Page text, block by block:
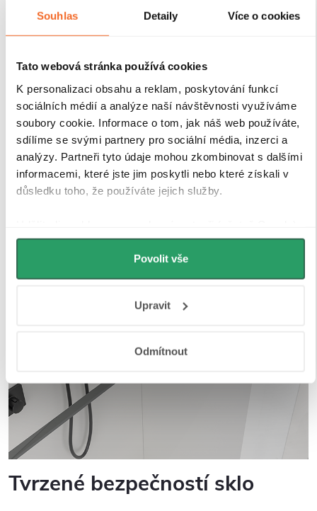
Souhlas Detaily Více o cookies
Tato webová stránka používá cookies
K personalizaci obsahu a reklam, poskytování funkcí
sociálních médií a analýze naší návštěvnosti využíváme
soubory cookie. Informace o tom, jak náš web používáte,
sdílíme se svými partnery pro sociální média, inzerci a
analýzy. Partneři tyto údaje mohou zkombinovat s dalšími
informacemi, které jste jim poskytli nebo které získali v
důsledku toho, že používáte jejich služby.
můžeme používat cookies pro analytiku a
personalizovanou reklamu. Jak Google zpracovává
osobní údaje najdete na stránkách
Povolit vše
Upravit
Odmítnout
Tvrzené bezpečností sklo